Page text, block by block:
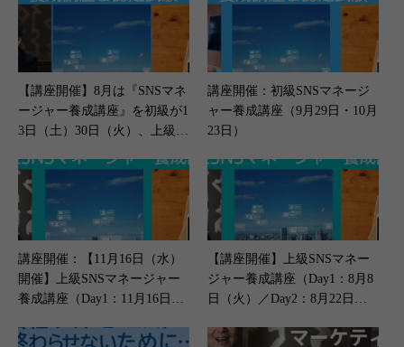
【講座開催】8月は『SNSマネ
ージャー養成講座』を初級が1
3日（土）30日（火）、上級が
講座開催：初級SNSマネージ
ャー養成講座（9月29日・10月
23日）
講座開催：【11月16日（水）
開催】上級SNSマネージャー
養成講座（Day1：11月16日
（木））
【講座開催】上級SNSマネー
ジャー養成講座（Day1：8月8
日（火）／Day2：8月22日